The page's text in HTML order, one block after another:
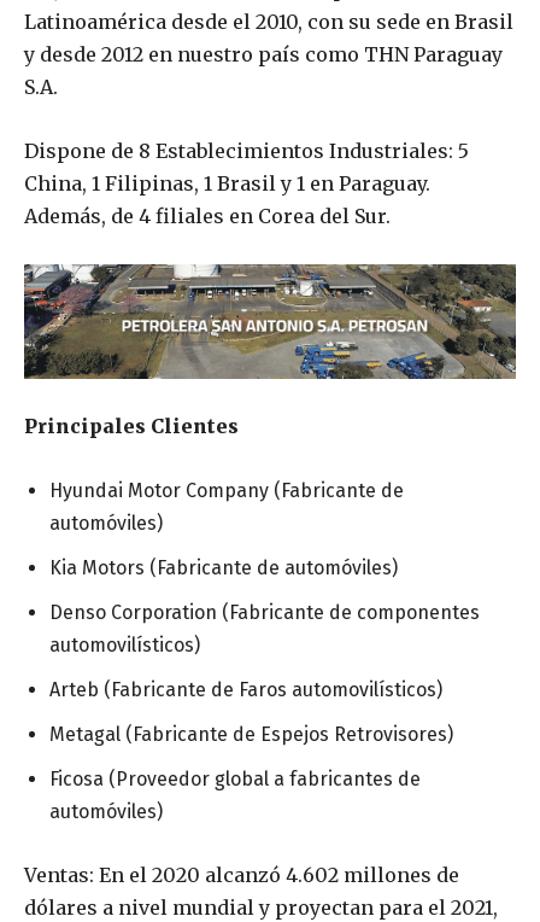
Latinoamérica desde el 2010, con su sede en Brasil
y desde 2012 en nuestro país como THN Paraguay
S.A.
Dispone de 8 Establecimientos Industriales: 5
China, 1 Filipinas, 1 Brasil y 1 en Paraguay.
Además, de 4 filiales en Corea del Sur.
Principales Clientes
Hyundai Motor Company (Fabricante de
automóviles)
Kia Motors (Fabricante de automóviles)
Denso Corporation (Fabricante de componentes
automovilísticos)
Arteb (Fabricante de Faros automovilísticos)
Metagal (Fabricante de Espejos Retrovisores)
Ficosa (Proveedor global a fabricantes de
automóviles)
Ventas: En el 2020 alcanzó 4.602 millones de
dólares a nivel mundial y proyectan para el 2021,